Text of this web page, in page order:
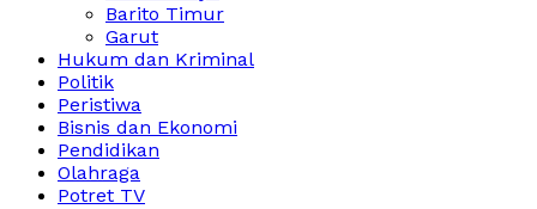
Barito Timur
Garut
Hukum dan Kriminal
Politik
Peristiwa
Bisnis dan Ekonomi
Pendidikan
Olahraga
Potret TV